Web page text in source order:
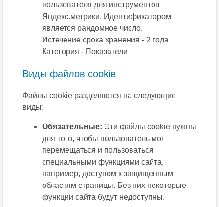
пользователя для инструментов
Яндекс.метрики. Идентификатором
является рандомное число.
Истечение срока хранения - 2 года
Категория - Показатели
Виды файлов cookie
Файлы сookie разделяются на следующие
виды:
Обязательные: Эти файлы сookie нужны
для того, чтобы пользователь мог
перемещаться и пользоваться
специальными функциями сайта,
например, доступом к защищенным
областям страницы. Без них некоторые
функции сайта будут недоступны.